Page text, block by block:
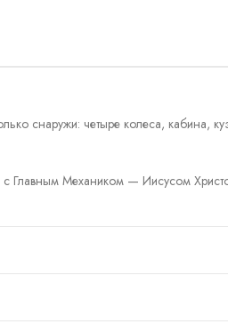
снаружи: четыре колеса, кабина,
с Главным Механиком — Иисусом